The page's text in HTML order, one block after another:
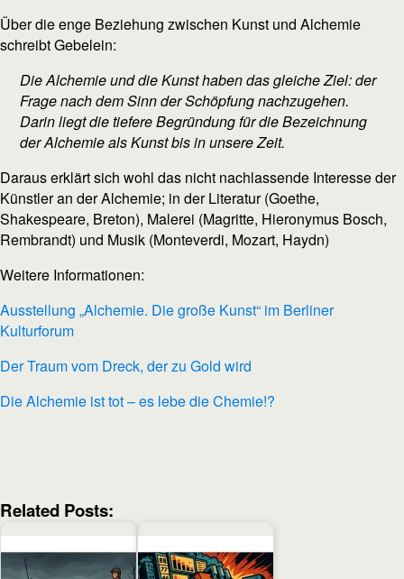
Über die enge Beziehung zwischen Kunst und Alchemie
schreibt Gebelein:
Die Alchemie und die Kunst haben das gleiche Ziel: der
Frage nach dem Sinn der Schöpfung nachzugehen.
Darin liegt die tiefere Begründung für die Bezeichnung
der Alchemie als Kunst bis in unsere Zeit.
Daraus erklärt sich wohl das nicht nachlassende Interesse der
Künstler an der Alchemie; in der Literatur (Goethe,
Shakespeare, Breton), Malerei (Magritte, Hieronymus Bosch,
Rembrandt) und Musik (Monteverdi, Mozart, Haydn)
Weitere Informationen:
Ausstellung „Alchemie. Die große Kunst“ im Berliner
Kulturforum
Der Traum vom Dreck, der zu Gold wird
Die Alchemie ist tot – es lebe die Chemie!?
Related Posts: